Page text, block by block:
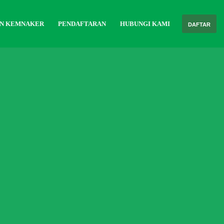
KEMNAKER PENDAFTARAN HUBUNGI KAMI DAFTAR